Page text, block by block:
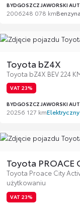
BYDGOSZCZ JAWORSKI
2006248 078 km
Toyota bZ4X
Toyota bZ4X BEV 224
VAT 23%
BYDGOSZCZ JAWORSKI
20256 127 kmElektryczny
Toyota PROACE
Toyota Proace City
użytkowaniu
VAT 23%